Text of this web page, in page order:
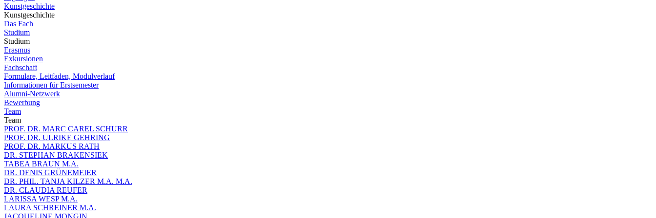
Kunstgeschichte
Kunstgeschichte
Das Fach
Studium
Studium
Erasmus
Exkursionen
Fachschaft
Formulare, Leitfaden, Modulverlauf
Informationen für Erstsemester
Alumni-Netzwerk
Bewerbung
Team
Team
PROF. DR. MARC CAREL SCHURR
PROF. DR. ULRIKE GEHRING
PROF. DR. MARKUS RATH
DR. STEPHAN BRAKENSIEK
TABEA BRAUN M.A.
DR. DENIS GRÜNEMEIER
DR. PHIL. TANJA KILZER M.A. M.A.
DR. CLAUDIA REUFER
LARISSA WESP M.A.
LAURA SCHREINER M.A.
JACQUELINE MONGIN